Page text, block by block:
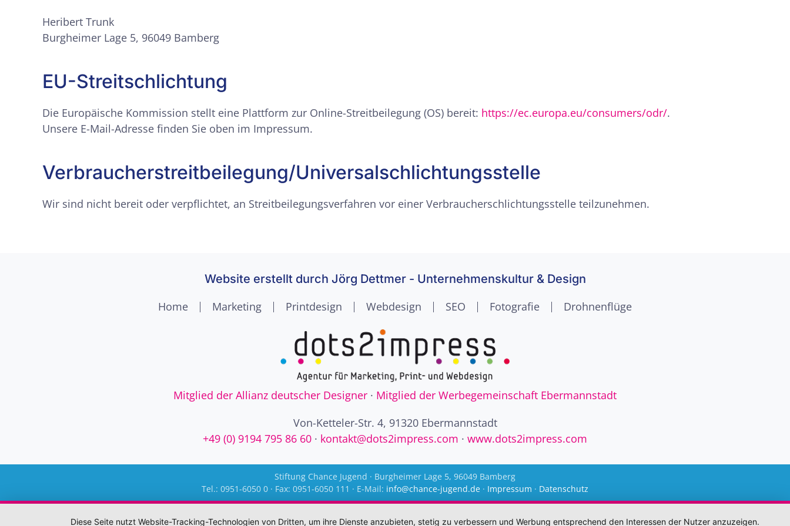
Heribert Trunk
Burgheimer Lage 5, 96049 Bamberg
EU-Streitschlichtung
Die Europäische Kommission stellt eine Plattform zur Online-Streitbeilegung (OS) bereit: https://ec.europa.eu/consumers/odr/.
Unsere E-Mail-Adresse finden Sie oben im Impressum.
Verbraucher­streit­beilegung/Universal­schlichtungs­stelle
Wir sind nicht bereit oder verpflichtet, an Streitbeilegungsverfahren vor einer Verbraucherschlichtungsstelle teilzunehmen.
Website erstellt durch Jörg Dettmer - Unternehmenskultur & Design
Home
Marketing Printdesign Webdesign SEO Fotografie Drohnenflüge
Mitglied der Allianz deutscher Designer · Mitglied der Werbegemeinschaft Ebermannstadt
Von-Ketteler-Str. 4, 91320 Ebermannstadt
+49 (0) 9194 795 86 60 · kontakt@dots2impress.com · www.dots2impress.com
Stiftung Chance Jugend · Burgheimer Lage 5, 96049 Bamberg
Tel.: 0951-6050 0 · Fax: 0951-6050 111 · E-Mail: info@chance-jugend.de · Impressum · Datenschutz
Diese Seite nutzt Website-Tracking-Technologien von Dritten, um ihre Dienste anzubieten, stetig zu verbessern und Werbung entsprechend den Interessen der Nutzer anzuzeigen.